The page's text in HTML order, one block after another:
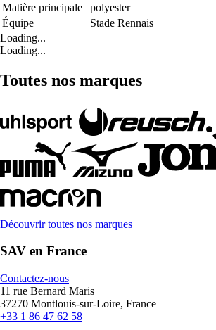
Matière principale
polyester
Équipe
Stade Rennais
Loading...
Loading...
Toutes nos marques
Découvrir toutes nos marques
SAV en France
Contactez-nous
11 rue Bernard Maris
37270 Montlouis-sur-Loire, France
+33 1 86 47 62 58